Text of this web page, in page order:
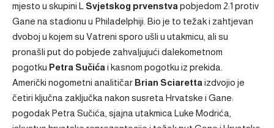
mjesto u skupini L Svjetskog prvenstva pobjedom 2:1 protiv
Gane na stadionu u Philadelphiji. Bio je to težak i zahtjevan
dvoboj u kojem su Vatreni sporo ušli u utakmicu, ali su
pronašli put do pobjede zahvaljujući dalekometnom
pogotku Petra Sučića i kasnom pogotku iz prekida.
Američki nogometni analitičar Brian Sciaretta izdvojio je
četiri ključna zaključka nakon susreta Hrvatske i Gane:
pogodak Petra Sučića, sjajna utakmica Luke Modrića,